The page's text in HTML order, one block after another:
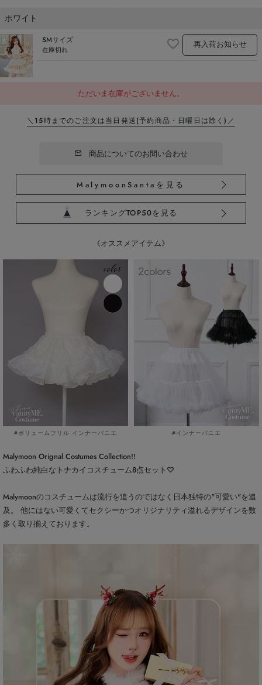
ホワイト
SMサイズ
在庫切れ 再入荷お知らせ
ただいま在庫がございません。
＼15時までのご注文は当日発送(予約商品・日曜日は除く)／
商品についてのお問い合わせ
MalymoonSantaを見る
ランキングTOP50を見る
《オススメアイテム》
#ボリュームフリル インナーパニエ #インナーパニエ
Malymoon Orignal Costumes Collection!!
ふわふわ純白なトナカイコスチューム8点セット♡
Malymoonのコスチュームは流行を追うのではなく日本独特の"可愛い"を追
及。 他にはない可愛くてセクシーかつオリジナリティ溢れるデザインを数
多く取り揃えております。